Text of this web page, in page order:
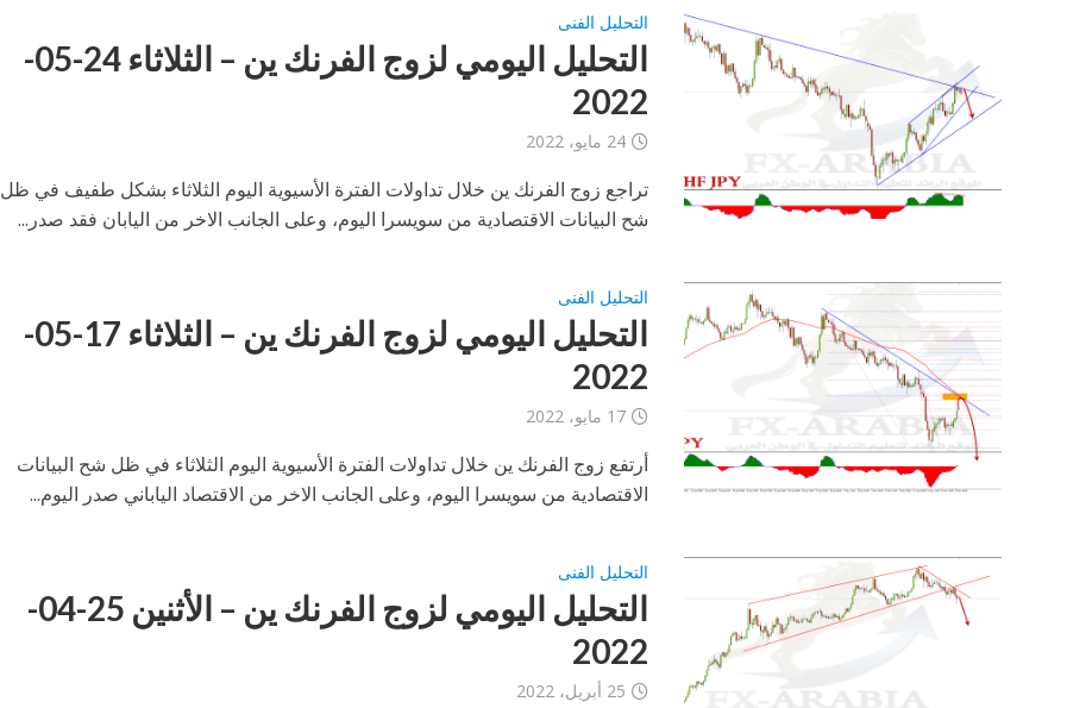
التحليل الفنى
التحليل اليومي لزوج الفرنك ين – الثلاثاء 24-05-
2022
24 مايو، 2022
تراجع زوج الفرنك ين خلال تداولات الفترة الأسيوية اليوم الثلاثاء بشكل طفيف في ظل
شح البيانات الاقتصادية من سويسرا اليوم، وعلى الجانب الاخر من اليابان فقد صدر...
التحليل الفنى
التحليل اليومي لزوج الفرنك ين – الثلاثاء 17-05-
2022
17 مايو، 2022
أرتفع زوج الفرنك ين خلال تداولات الفترة الأسيوية اليوم الثلاثاء في ظل شح البيانات
الاقتصادية من سويسرا اليوم، وعلى الجانب الاخر من الاقتصاد الياباني صدر اليوم...
التحليل الفنى
التحليل اليومي لزوج الفرنك ين – الأثنين 25-04-
2022
25 أبريل، 2022